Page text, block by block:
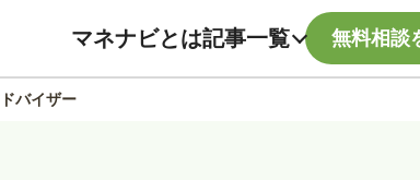
マネナビとは記事一覧 無料相談
バイザー